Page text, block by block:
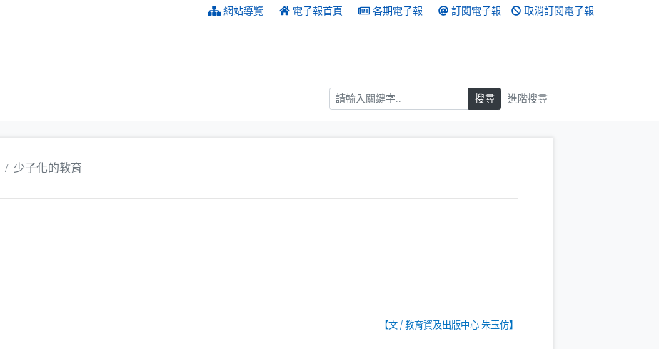
網站導覽 電子報首頁 各期電子報 訂閱電子報 取消訂閱電子報
搜尋 搜尋 進階搜尋
少子化的教育
【文/教育資及出版中心 朱玉仿】